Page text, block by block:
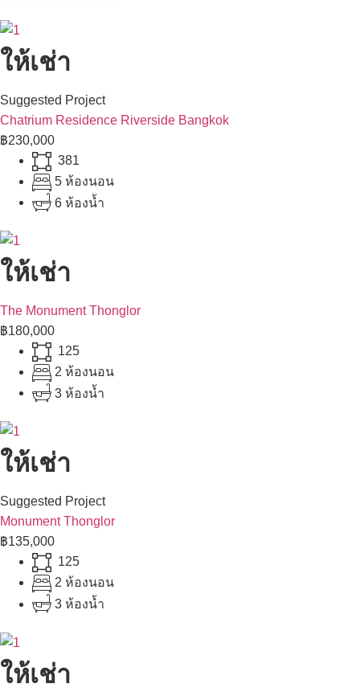
ให้เช่า
Suggested Project
Chatrium Residence Riverside Bangkok
฿230,000
381
5 ห้องนอน
6 ห้องน้ำ
ให้เช่า
The Monument Thonglor
฿180,000
125
2 ห้องนอน
3 ห้องน้ำ
ให้เช่า
Suggested Project
Monument Thonglor
฿135,000
125
2 ห้องนอน
3 ห้องน้ำ
ให้เช่า